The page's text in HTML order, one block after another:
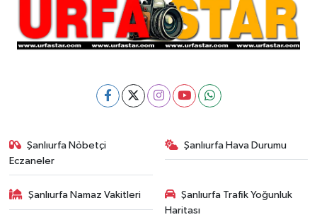
Şanlıurfa Nöbetçi
Eczaneler
Şanlıurfa Hava Durumu
Şanlıurfa Namaz Vakitleri
Şanlıurfa Trafik Yoğunluk
Haritası